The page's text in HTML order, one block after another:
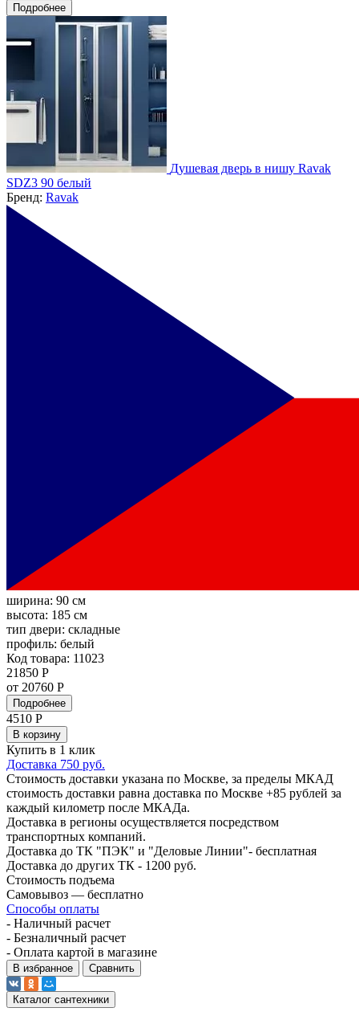
Подробнее
Душевая дверь в нишу Ravak
SDZ3 90 белый
Бренд: Ravak
ширина: 90 см
высота: 185 см
тип двери: складные
профиль: белый
Код товара: 11023
21850 Р
от 20760 Р
Подробнее
4510 Р
В корзину
Купить в 1 клик
Доставка 750 руб.
Стоимость доставки указана по Москве, за пределы МКАД
стоимость доставки равна доставка по Москве +85 рублей за
каждый километр после МКАДа.
Доставка в регионы осуществляется посредством
транспортных компаний.
Доставка до ТК "ПЭК" и "Деловые Линии"- бесплатная
Доставка до других ТК - 1200 руб.
Стоимость подъема
Самовывоз — бесплатно
Способы оплаты
- Наличный расчет
- Безналичный расчет
- Оплата картой в магазине
В избранное Сравнить
Каталог сантехники